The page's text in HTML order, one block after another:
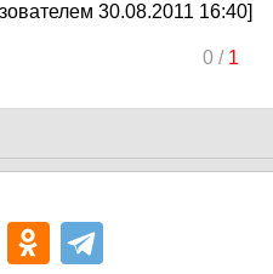
30.08.2011 16:40]
0/ 1